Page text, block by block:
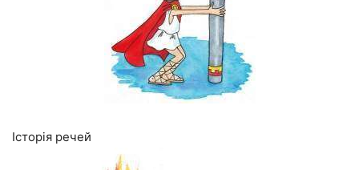
Історія речей